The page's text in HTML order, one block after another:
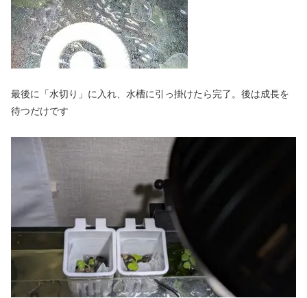
最後に「水切り」に入れ、水槽に引っ掛けたら完了。後は成長を
待つだけです